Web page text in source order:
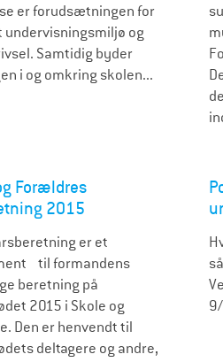
er forudsætningen for
undervisningsmiljø og
Samtidig byder
i og omkring skolen...
Forældres
2015
er et
til formandens
beretning på
2015 i Skole og
Den er henvendt til
deltagere og andre,